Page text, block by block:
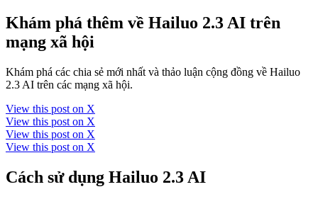
Khám phá thêm về Hailuo 2.3 AI trên
mạng xã hội
Khám phá các chia sẻ mới nhất và thảo luận cộng đồng về Hailuo
2.3 AI trên các mạng xã hội.
View this post on X
View this post on X
View this post on X
View this post on X
Cách sử dụng Hailuo 2.3 AI